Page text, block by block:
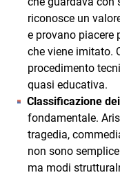
riconosce un
e provano piacere
che viene imitato.
procedimento
quasi educativa.
Classificazione
fondamentale.
tragedia,
non sono
ma modi